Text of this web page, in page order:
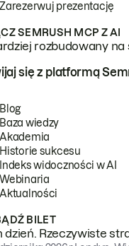
Zarezerwuj prezentację
SEMRUSH MCP Z AI
rozbudowany
się z platformą
Blog
Baza wiedzy
Akademia
Historie sukcesu
Indeks widoczności w AI
Webinaria
Aktualności
BILET
dzień. Rzeczywiste